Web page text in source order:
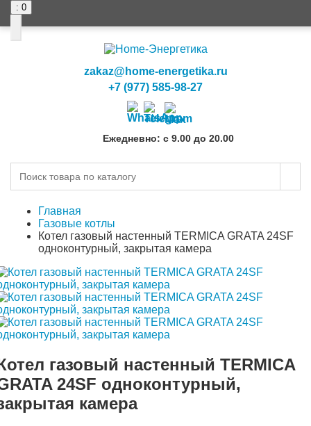
: 0
zakaz@home-energetika.ru
+7 (977) 585-98-27
Ежедневно: с 9.00 до 20.00
Главная
Газовые котлы
Котел газовый настенный TERMICA GRATA 24SF
одноконтурный, закрытая камера
газовый настенный TERMICA
24SF одноконтурный,
камера